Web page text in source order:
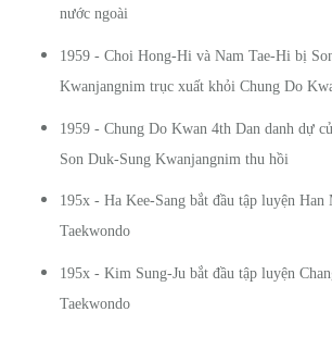
nước ngoài
1959 - Choi Hong-Hi và Nam Tae-Hi bị
Kwanjangnim trục xuất khỏi Chung Do
1959 - Chung Do Kwan 4th Dan danh dự
Son Duk-Sung Kwanjangnim thu hồi
195x - Ha Kee-Sang bắt đầu tập luyện Han
Taekwondo
195x - Kim Sung-Ju bắt đầu tập luyện
Taekwondo